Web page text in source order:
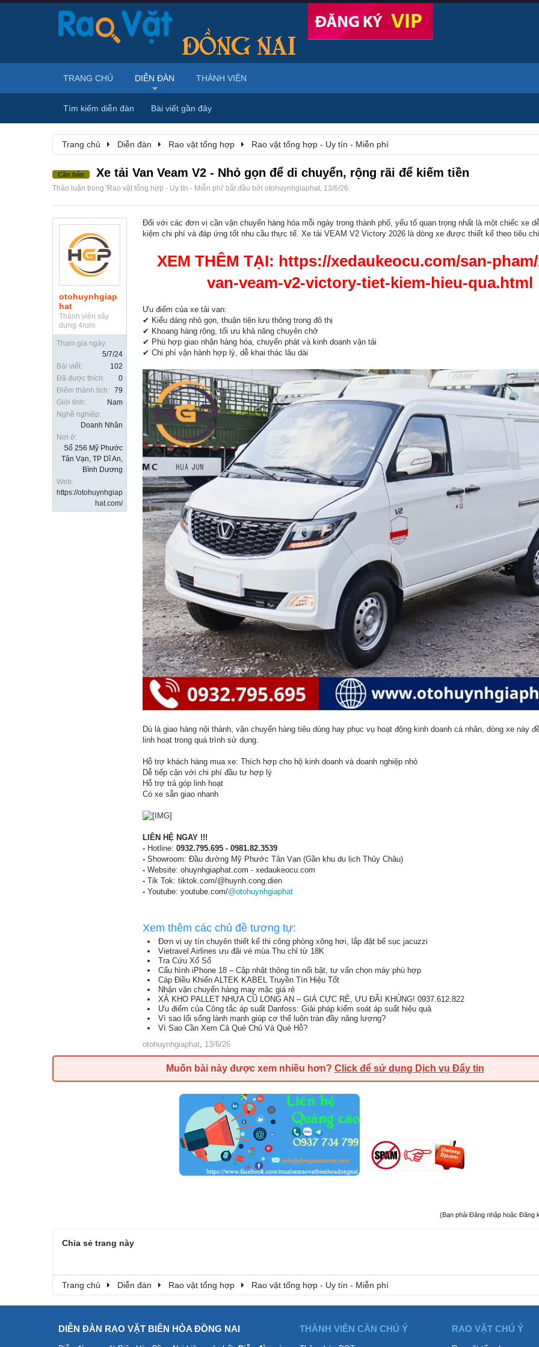
Trang chủ Diễn đàn Rao vặt tổng hợp Rao vặt tổng hợp - Uy tín - Miễn phí
Cần bán Xe tải Van Veam V2 - Nhỏ gọn để di chuyển, rộng rãi để kiếm tiền
Thảo luận trong 'Rao vặt tổng hợp - Uy tín - Miễn phí' bắt đầu bởi otohuynhgiaphat, 13/6/26.
otohuynhgiap
hat
Thành viên xây
dựng 4rum
Tham gia ngày:
5/7/24
Bài viết:
102
Đã được thích:
0
Điểm thành tích:
79
Giới tính:
Nam
Nghề nghiệp:
Doanh Nhân
Nơi ở:
Số 256 Mỹ Phước
Tân Vạn, TP Dĩ An,
Bình Dương
Web:
https://otohuynhgiap
hat.com/
Đối với các đơn vị cần vận chuyển hàng hóa mỗi ngày trong thành phố, yếu tố quan trọng nhất là một chiếc xe
kiệm chi phí và đáp ứng tốt nhu cầu thực tế. Xe tải VEAM V2 Victory 2026 là dòng xe được thiết kế theo tiêu
XEM THÊM TẠI: https://xedaukeocu.com/san-
van-veam-v2-victory-tiet-kiem-hieu-qua.html
Ưu điểm của xe tải van:
✔ Kiểu dáng nhỏ gọn, thuận tiện lưu thông trong đô thị
✔ Khoang hàng rộng, tối ưu khả năng chuyên chở
✔ Phù hợp giao nhận hàng hóa, chuyển phát và kinh doanh vận tải
✔ Chi phí vận hành hợp lý, dễ khai thác lâu dài
Dù là giao hàng nội thành, vận chuyển hàng tiêu dùng hay phục vụ hoạt động kinh doanh cá nhân, dòng xe này
linh hoạt trong quá trình sử dụng.
Hỗ trợ khách hàng mua xe: Thích hợp cho hộ kinh doanh và doanh nghiệp nhỏ
Dễ tiếp cận với chi phí đầu tư hợp lý
Hỗ trợ trả góp linh hoạt
Có xe sẵn giao nhanh
LIÊN HỆ NGAY !!!
- Hotline: 0932.795.695 - 0981.82.3539
- Showroom: Đầu đường Mỹ Phước Tân Vạn (Gần khu du lịch Thủy Châu)
- Website: ohuynhgiaphat.com - xedaukeocu.com
- Tik Tok: tiktok.com/@huynh.cong.dien
- Youtube: youtube.com/@otohuynhgiaphat
Xem thêm các chủ đề tương tự:
Đơn vị uy tín chuyên thiết kế thi công phòng xông hơi, lắp đặt bể sục jacuzzi
Vietravel Airlines ưu đãi vé mùa Thu chỉ từ 18K
Tra Cứu Xổ Số
Cấu hình iPhone 18 – Cập nhật thông tin nổi bật, tư vấn chọn máy phù hợp
Cáp Điều Khiển ALTEK KABEL Truyền Tín Hiệu Tốt
Nhận vận chuyển hàng may mặc giá rẻ
XẢ KHO PALLET NHỰA CŨ LONG AN – GIÁ CỰC RẺ, ƯU ĐÃI KHỦNG! 0937.612.822
Ưu điểm của Công tắc áp suất Danfoss: Giải pháp kiểm soát áp suất hiệu quả
Vì sao lối sống lành mạnh giúp cơ thể luôn tràn đầy năng lượng?
Vì Sao Cần Xem Cả Quẻ Chủ Và Quẻ Hỗ?
otohuynhgiaphat, 13/6/26
Muốn bài này được xem nhiều hơn? Click để sử dụng Dịch vụ Đẩy tin
(Bạn phải Đăng nhập hoặc Đăng
Chia sẻ trang này
Trang chủ Diễn đàn Rao vặt tổng hợp Rao vặt tổng hợp - Uy tín - Miễn phí
TRANG CHỦ DIỄN ĐÀN
Tìm kiếm diễn đàn Bài viết gần đây
THÀNH VIÊN
DIỄN ĐÀN RAO VẶT BIÊN HÒA ĐỒNG NAI THÀNH VIÊN CẦN CHÚ Ý RAO VẶT CHÚ Ý